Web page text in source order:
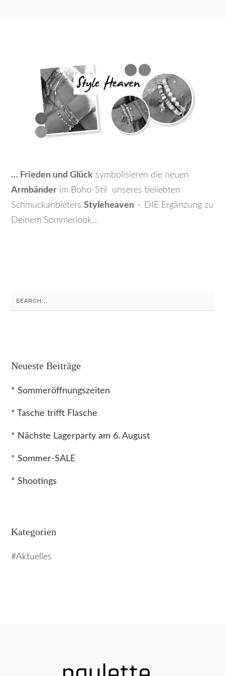
… Frieden und Glück symbolisieren die neuen
Armbänder im Boho-Stil unseres beliebten
SchmuckanbietersStyleheaven – DIE Ergänzung zu
Deinem Sommerlook…
Search
for:
Neueste Beiträge
* Sommeröffnungszeiten
* Tasche trifft Flasche
* Nächste Lagerparty am 6. August
* Sommer-SALE
* Shootings
Kategorien
Aktuelles